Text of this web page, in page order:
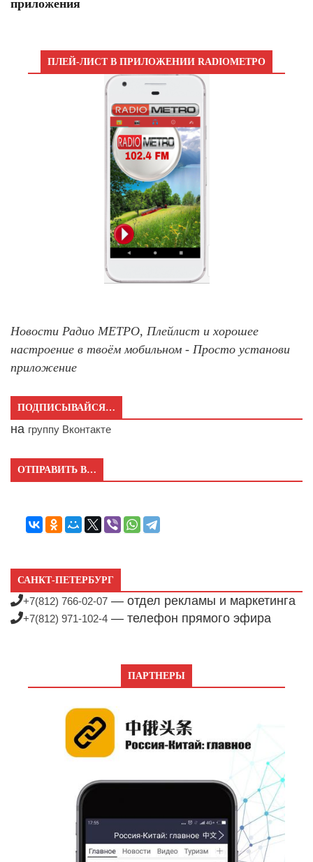
приложения
ПЛЕЙ-ЛИСТ В ПРИЛОЖЕНИИ RADIOМЕТРО
Новости Радио МЕТРО, Плейлист и хорошее
настроение в твоём мобильном - Просто установи
приложение
ПОДПИСЫВАЙСЯ…
на группу Вконтакте
ОТПРАВИТЬ В…
САНКТ-ПЕТЕРБУРГ
+7(812) 766-02-07 — отдел рекламы и маркетинга
+7(812) 971-102-4 — телефон прямого эфира
ПАРТНЕРЫ